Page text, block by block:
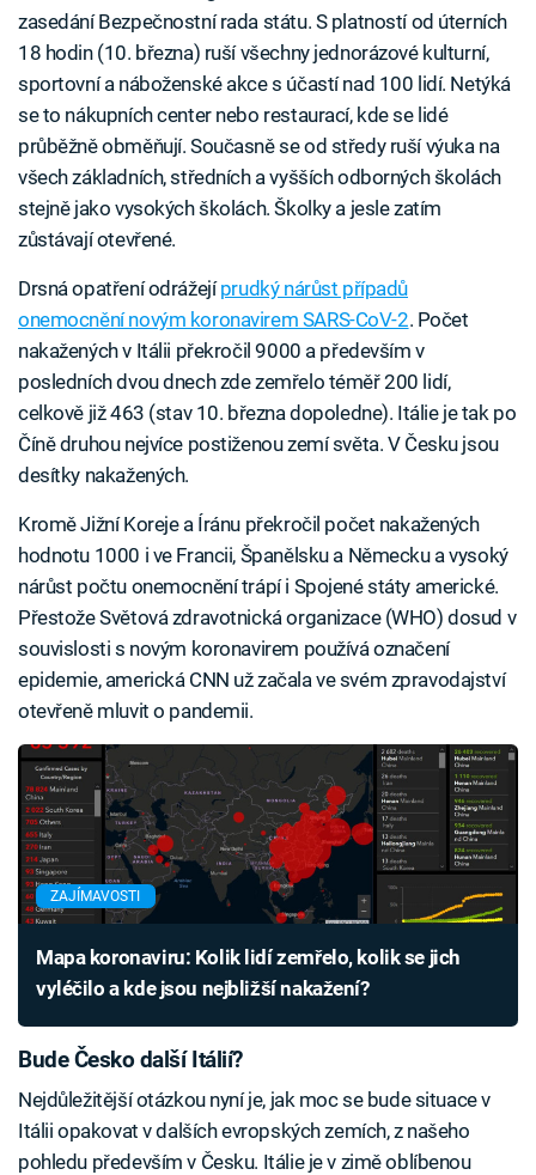
zasedání Bezpečnostní rada státu. S platností od úterních
18 hodin (10. března) ruší všechny jednorázové kulturní,
sportovní a náboženské akce s účastí nad 100 lidí. Netýká
se to nákupních center nebo restaurací, kde se lidé
průběžně obměňují. Současně se od středy ruší výuka na
všech základních, středních a vyšších odborných školách
stejně jako vysokých školách. Školky a jesle zatím
zůstávají otevřené.
Drsná opatření odrážejíprudký nárůst případů
onemocnění novým koronavirem SARS-CoV-2. Počet
nakažených v Itálii překročil 9000 a především v
posledních dvou dnech zde zemřelo téměř 200 lidí,
celkově již 463 (stav 10. března dopoledne). Itálie je tak po
Číně druhou nejvíce postiženou zemí světa. V Česku jsou
desítky nakažených.
Kromě Jižní Koreje a Íránu překročil počet nakažených
hodnotu 1000 i ve Francii, Španělsku a Německu a vysoký
nárůst počtu onemocnění trápí i Spojené státy americké.
Přestože Světová zdravotnická organizace (WHO) dosud v
souvislosti s novým koronavirem používá označení
epidemie, americká CNN už začala ve svém zpravodajství
otevřeně mluvit o pandemii.
ZAJÍMAVOSTI
Mapa koronaviru: Kolik lidí zemřelo, kolik se jich
vyléčilo a kde jsou nejbližší nakažení?
Bude Česko další Itálií?
Nejdůležitější otázkou nyní je, jak moc se bude situace v
Itálii opakovat v dalších evropských zemích, z našeho
pohledu především v Česku. Itálie je v zimě oblíbenou